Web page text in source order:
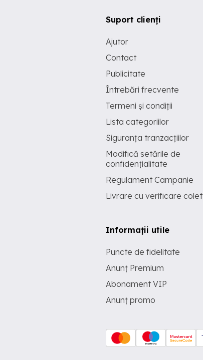
Suport clienți
Ajutor
Contact
Publicitate
Întrebări frecvente
Termeni și condiții
Lista categoriilor
Siguranța tranzacțiilor
Modifică setările de
confidențialitate
Regulament Campanie
Livrare cu verificare colet
Informații utile
Puncte de fidelitate
Anunț Premium
Abonament VIP
Anunț promo